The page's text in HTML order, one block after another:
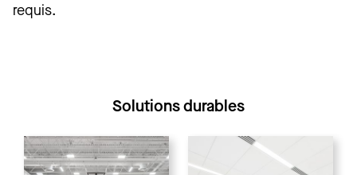
requis.
Solutions durables